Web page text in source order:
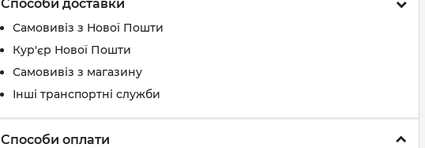
Способи доставки
Самовивіз з Нової Пошти
Кур'єр Нової Пошти
Самовивіз з магазину
Інші транспортні служби
Способи оплати